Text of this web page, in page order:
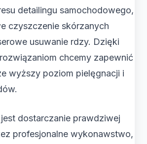
detailingu samochodowego,
czyszczenie skórzanych
usuwanie rdzy. Dzięki
chcemy zapewnić
wyższy poziom pielęgnacji i
dostarczanie prawdziwej
profesjonalne wykonawstwo,